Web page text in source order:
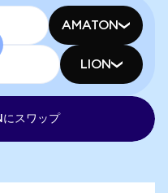
AMATON
LION
スワップ